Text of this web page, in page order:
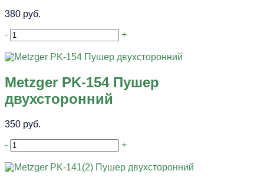
380 руб.
- +
Metzger PK-154 Пушер
двухсторонний
350 руб.
- +